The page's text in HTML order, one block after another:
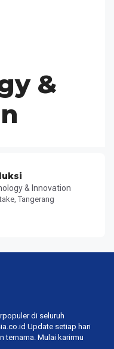
&
& Innovation
Tangerang
di seluruh
Update setiap hari
ternama. Mulai karirmu